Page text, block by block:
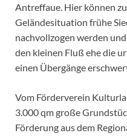
Antreffaue. Hier können
Geländesituation frühe
nachvollzogen werden
den kleinen Fluß ehe die
einen Übergänge
Vom Förderverein
3.000 qm große
Förderung aus dem